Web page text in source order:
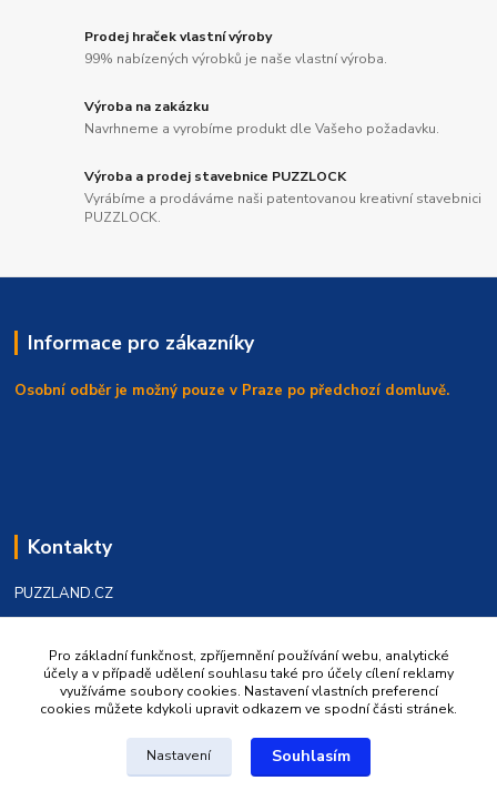
Prodej hraček vlastní výroby
99% nabízených výrobků je naše vlastní výroba.
Výroba na zakázku
Navrhneme a vyrobíme produkt dle Vašeho požadavku.
Výroba a prodej stavebnice PUZZLOCK
Vyrábíme a prodáváme naši patentovanou kreativní stavebnici
PUZZLOCK.
Informace pro zákazníky
Osobní odběr je možný pouze v Praze po předchozí domluvě.
Kontakty
PUZZLAND.CZ
+420 602 219986
puzzland@puzzland.cz
Pro základní funkčnost, zpříjemnění používání webu, analytické
účely a v případě udělení souhlasu také pro účely cílení reklamy
využíváme soubory cookies. Nastavení vlastních preferencí
cookies můžete kdykoli upravit odkazem ve spodní části stránek.
Nastavení Souhlasím